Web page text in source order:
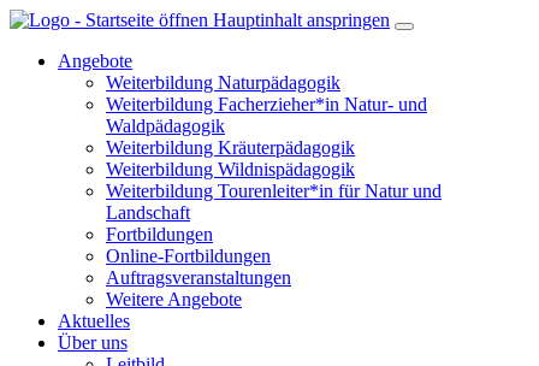
Hauptinhalt anspringen
Angebote
Weiterbildung Naturpädagogik
Weiterbildung Facherzieher*in Natur- und
Waldpädagogik
Weiterbildung Kräuterpädagogik
Weiterbildung Wildnispädagogik
Weiterbildung Tourenleiter*in für Natur und
Landschaft
Fortbildungen
Online-Fortbildungen
Auftragsveranstaltungen
Weitere Angebote
Aktuelles
Über uns